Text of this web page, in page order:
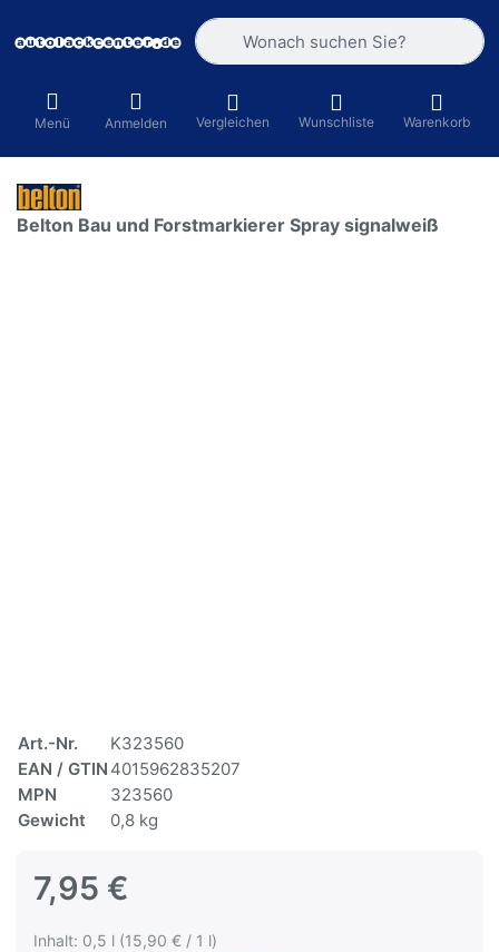
Geben Sie einen Suchbegriff ein.
Menü Anmelden Vergleichen Wunschliste Warenkorb
Belton Bau und Forstmarkierer Spray signalweiß
Art.-Nr.
K323560
EAN / GTIN 4015962835207
MPN
323560
Gewicht
0,8 kg
7,95 €
Inhalt: 0,5 l (15,90 € / 1 l)